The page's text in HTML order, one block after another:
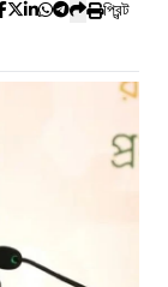
প্রিন্ট